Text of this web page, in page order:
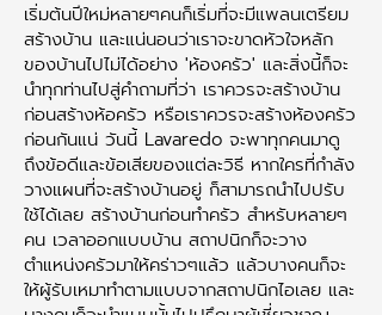
เริ่มต้นปีใหม่หลายๆคนก็เริ่มที่จะมีแพลนเตรียม
สร้างบ้าน และแน่นอนว่าเราจะขาดหัวใจหลัก
ของบ้านไปไม่ได้อย่าง 'ห้องครัว' และสิ่งนี้ก็จะ
นำทุกท่านไปสู่คำถามที่ว่า เราควรจะสร้างบ้าน
ก่อนสร้างห้อครัว หรือเราควรจะสร้างห้องครัว
ก่อนกันแน่ วันนี้ Lavaredo จะพาทุกคนมาดู
ถึงข้อดีและข้อเสียของแต่ละวิธี หากใครที่กำลัง
วางแผนที่จะสร้างบ้านอยู่ ก็สามารถนำไปปรับ
ใช้ได้เลย สร้างบ้านก่อนทำครัว สำหรับหลายๆ
คน เวลาออกแบบบ้าน สถาปนิกก็จะวาง
ตำแหน่งครัวมาให้คร่าวๆแล้ว แล้วบางคนก็จะ
ให้ผู้รับเหมาทำตามแบบจากสถาปนิกไอเลย และ